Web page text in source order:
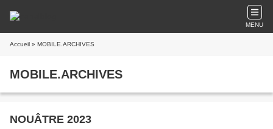
MENU
Accueil » MOBILE.ARCHIVES
MOBILE.ARCHIVES
NOUÂTRE 2023